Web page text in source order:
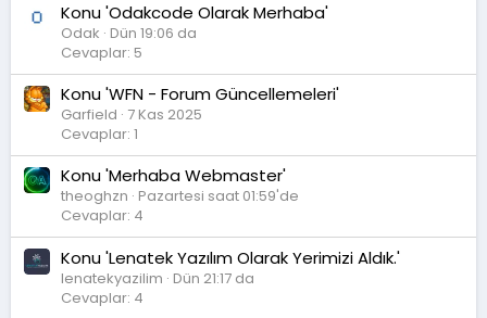
Konu 'Odakcode Olarak Merhaba'
Odak Dün 19:06 da
Cevaplar: 5
Konu 'WFN - Forum Güncellemeleri'
Garfield 7 Kas 2025
Cevaplar: 1
Konu 'Merhaba Webmaster'
theoghzn Pazartesi saat 01:59'de
Cevaplar: 4
Konu 'Lenatek Yazılım Olarak Yerimizi Aldık.'
lenatekyazilim Dün 21:17 da
Cevaplar: 4